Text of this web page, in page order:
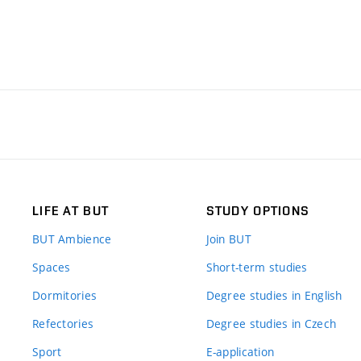
LIFE AT BUT
BUT Ambience
Spaces
Dormitories
Refectories
Sport
STUDY OPTIONS
Join BUT
Short-term studies
Degree studies in English
Degree studies in Czech
E-application